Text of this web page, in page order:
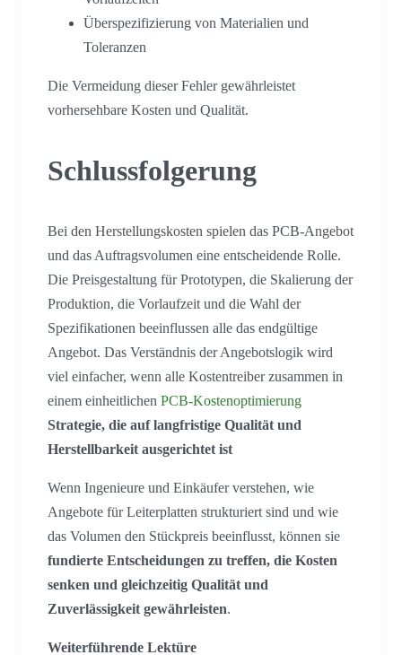
Überspezifizierung von Materialien und
Toleranzen
Die Vermeidung dieser Fehler gewährleistet
vorhersehbare Kosten und Qualität.
Schlussfolgerung
Bei den Herstellungskosten spielen das PCB-Angebot
und das Auftragsvolumen eine entscheidende Rolle.
Die Preisgestaltung für Prototypen, die Skalierung der
Produktion, die Vorlaufzeit und die Wahl der
Spezifikationen beeinflussen alle das endgültige
Angebot. Das Verständnis der Angebotslogik wird
viel einfacher, wenn alle Kostentreiber zusammen in
einem einheitlichen PCB-Kostenoptimierung
Strategie, die auf langfristige Qualität und
Herstellbarkeit ausgerichtet ist
Wenn Ingenieure und Einkäufer verstehen, wie
Angebote für Leiterplatten strukturiert sind und wie
das Volumen den Stückpreis beeinflusst, können sie
fundierte Entscheidungen zu treffen, die Kosten
senken und gleichzeitig Qualität und
Zuverlässigkeit gewährleisten.
Weiterführende Lektüre